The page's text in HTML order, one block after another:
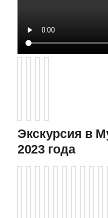
Экскурсия в
2023 года